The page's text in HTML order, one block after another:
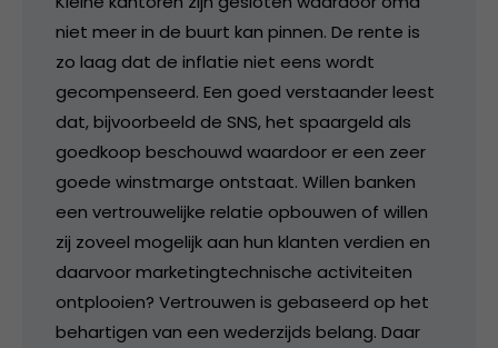
niet meer in de buurt kan pinnen. De rente is
zo laag dat de inflatie niet eens wordt
gecompenseerd. Een goed verstaander leest
dat, bijvoorbeeld de SNS, het spaargeld als
goedkoop beschouwd waardoor er een zeer
goede winstmarge ontstaat. Willen banken
een vertrouwelijke relatie opbouwen of willen
zij zoveel mogelijk aan hun klanten verdien en
daarvoor marketingtechnische activiteiten
ontplooien? Vertrouwen is gebaseerd op het
behartigen van een wederzijds belang. Daar